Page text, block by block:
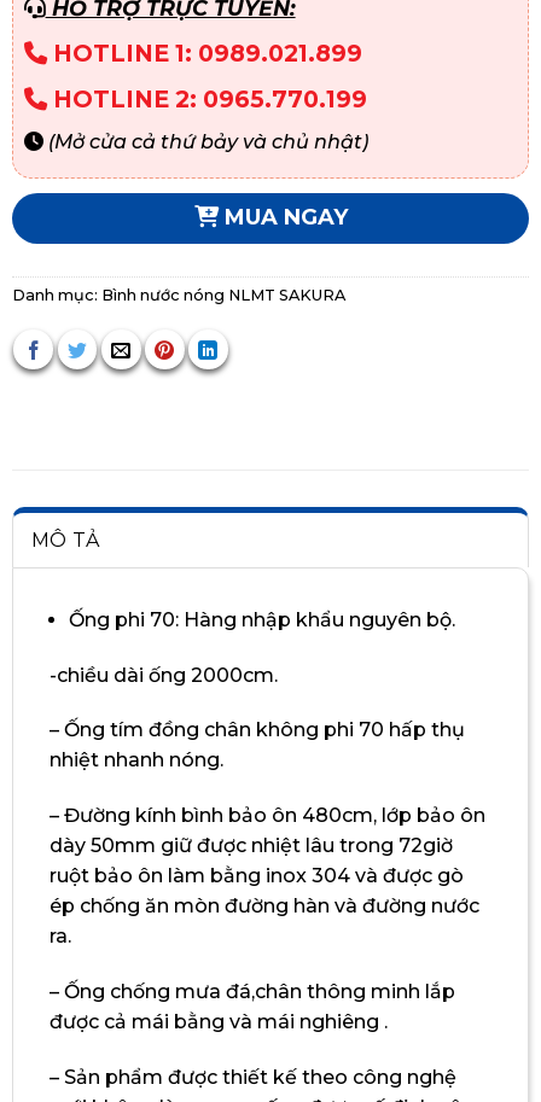
HỖ TRỢ TRỰC TUYẾN:
HOTLINE 1: 0989.021.899
HOTLINE 2: 0965.770.199
(Mở cửa cả thứ bảy và chủ nhật)
MUA NGAY
Danh mục: Bình nước nóng NLMT SAKURA
MÔ TẢ
Ống phi 70: Hàng nhập khẩu nguyên bộ.
-chiều dài ống 2000cm.
– Ống tím đồng chân không phi 70 hấp thụ
nhiệt nhanh nóng.
– Đường kính bình bảo ôn 480cm, lớp bảo ôn
dày 50mm giữ được nhiệt lâu trong 72giờ
ruột bảo ôn làm bằng inox 304 và được gò
ép chống ăn mòn đường hàn và đường nước
ra.
– Ống chống mưa đá,chân thông minh lắp
được cả mái bằng và mái nghiêng .
– Sản phẩm được thiết kế theo công nghệ